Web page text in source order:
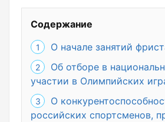
Содержание
О начале занятий
Об отборе в
участии в Олимпийских
О
российских спортсменов,